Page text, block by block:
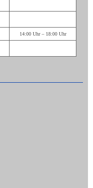
14:00 Uhr – 18:00 Uhr